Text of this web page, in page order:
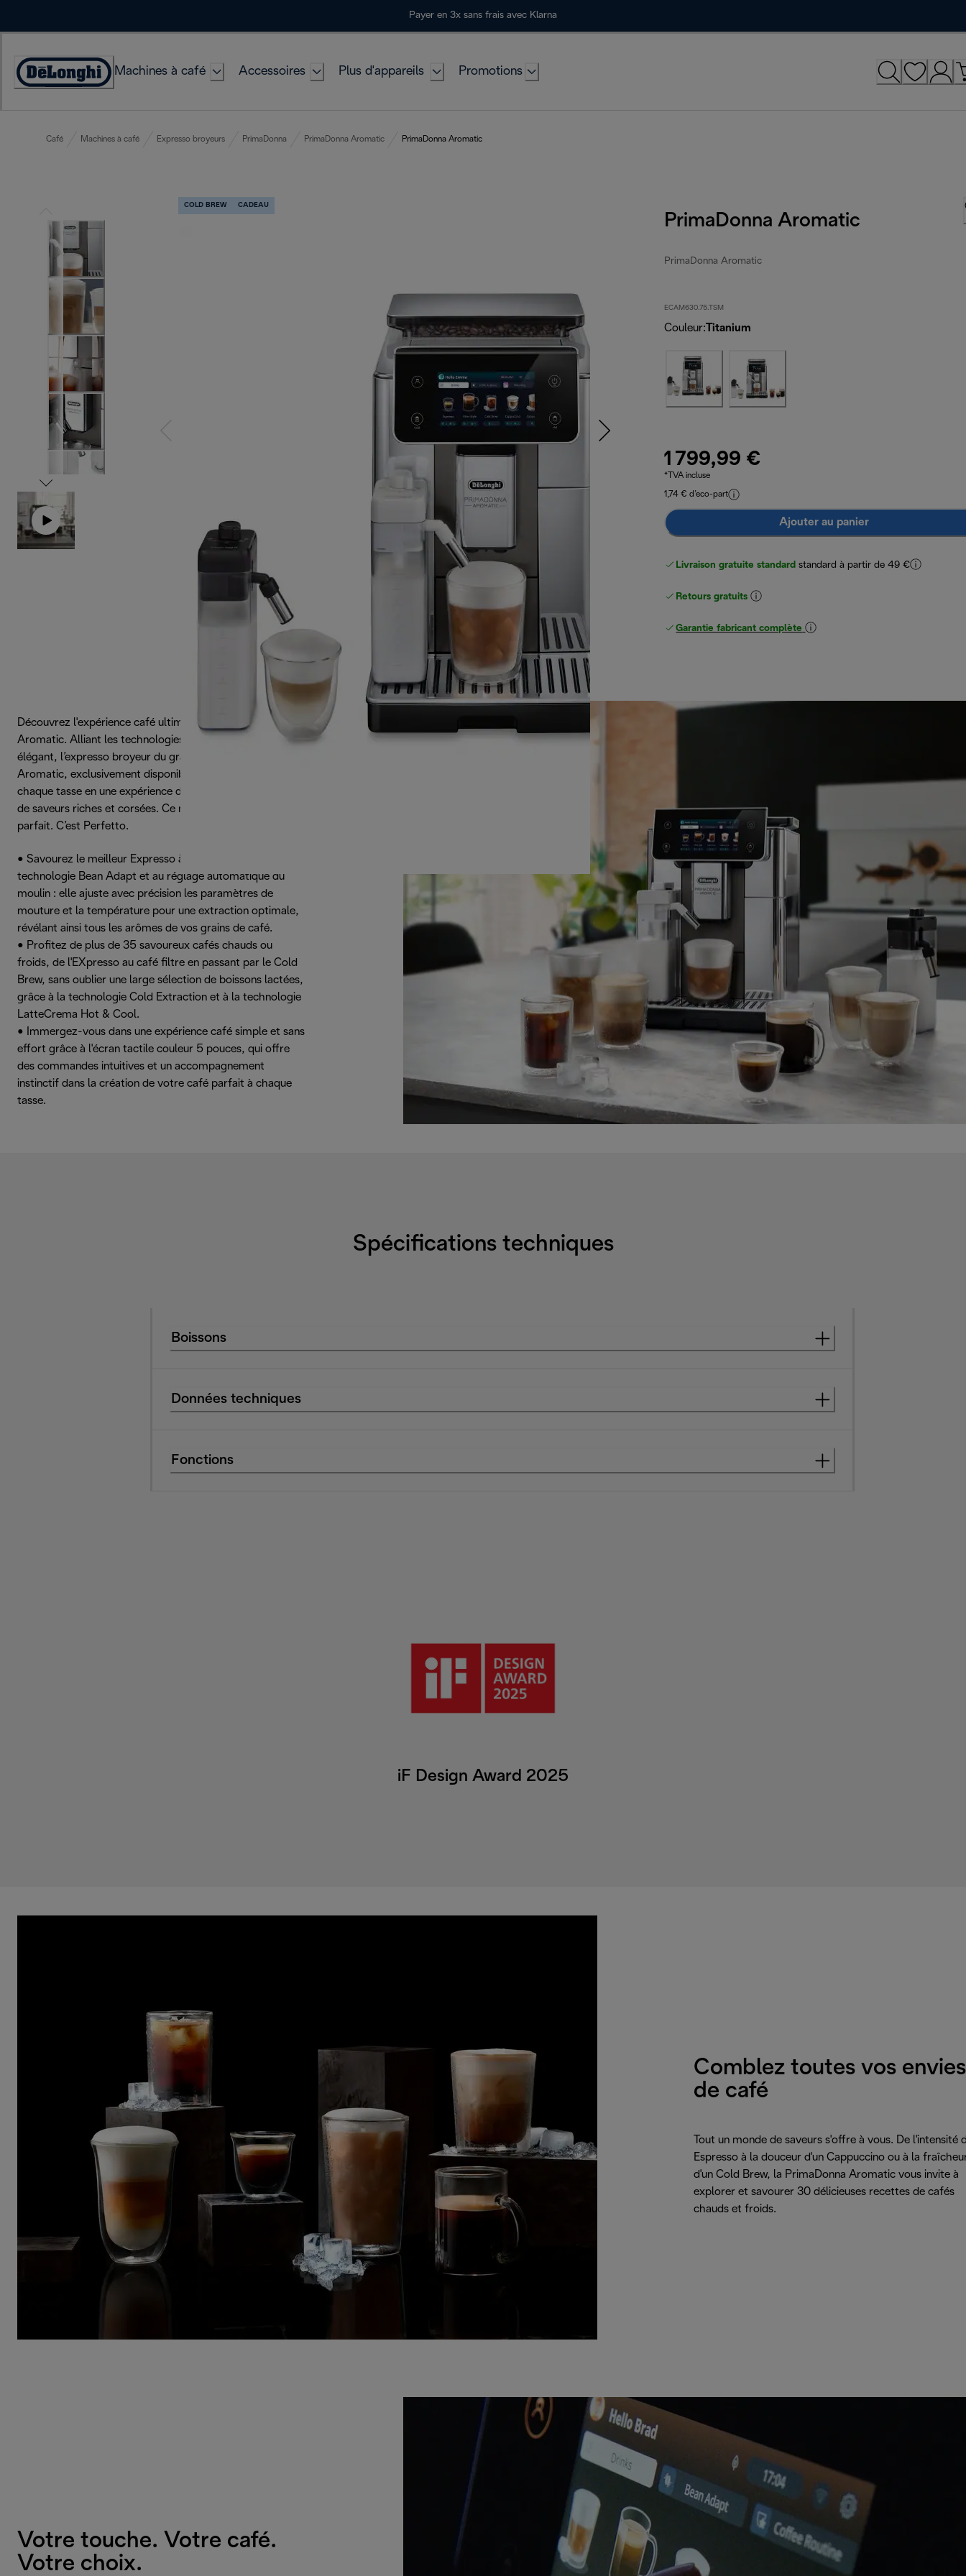
Payer en 3x sans frais avec Klarna
Déclaration
Machines à café Accessoires Plus d'appareils Promotions
Café Machines à café Expresso broyeurs PrimaDonna PrimaDonna Aromatic PrimaDonna Aromatic
COLD BREW CADEAU
PrimaDonna Aromatic
PrimaDonna Aromatic
ECAM630.75.TSM
Couleur:Titanium
1 799,99 €
*TVA incluse
1,74 € d’eco-part
Ajouter au panier
Livraison gratuite standard standard à partir de 49 €
Retours gratuits
Garantie fabricant complète
Découvrez l'expérience café ultime avec la PrimaDonna
Aromatic. Alliant les technologies De'Longhi à un design
élégant, l’expresso broyeur du grain à la tasse PrimaDonna
Aromatic, exclusivement disponible en ligne, transforme
chaque tasse en une expérience de plaisir et d'exploration
de saveurs riches et corsées. Ce n’est pas seulement
parfait. C’est Perfetto.
• Savourez le meilleur Expresso à chaque tasse grâce à la
technologie Bean Adapt et au réglage automatique du
moulin : elle ajuste avec précision les paramètres de
mouture et la température pour une extraction optimale,
révélant ainsi tous les arômes de vos grains de café.
• Profitez de plus de 35 savoureux cafés chauds ou
froids, de l'EXpresso au café filtre en passant par le Cold
Brew, sans oublier une large sélection de boissons lactées,
grâce à la technologie Cold Extraction et à la technologie
LatteCrema Hot & Cool.
• Immergez-vous dans une expérience café simple et sans
effort grâce à l'écran tactile couleur 5 pouces, qui offre
des commandes intuitives et un accompagnement
instinctif dans la création de votre café parfait à chaque
tasse.
Spécifications techniques
Boissons
Données techniques
Fonctions
iF Design Award 2025
Comblez toutes vos envies
de café
Tout un monde de saveurs s'offre à vous. De l'intensité
Espresso à la douceur d'un Cappuccino ou à la
d'un Cold Brew, la PrimaDonna Aromatic vous invite à
explorer et savourer 30 délicieuses recettes de cafés
chauds et froids.
Votre touche. Votre café.
Votre choix.